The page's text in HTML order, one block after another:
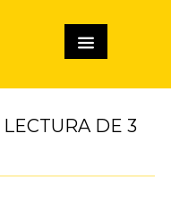
LECTURA DE 3